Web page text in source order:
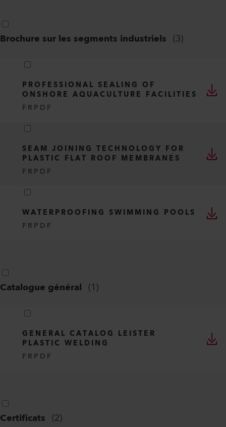
Brochure sur les segments industriels (3)
PROFESSIONAL SEALING OF
ONSHORE AQUACULTURE FACILITIES
FR PDF
SEAM JOINING TECHNOLOGY FOR
PLASTIC FLAT ROOF MEMBRANES
FR PDF
WATERPROOFING SWIMMING POOLS
FR PDF
Catalogue général (1)
GENERAL CATALOG LEISTER
PLASTIC WELDING
FR PDF
Certificats (2)